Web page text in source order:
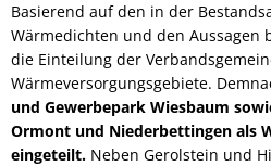
Basierend auf den in der
Wärmedichten und den Aussagen
die Einteilung der
Wärmeversorgungsgebiete.
und Gewerbepark Wiesbaum
Ormont und Niederbettingen als
eingeteilt. Neben Gerolstein und